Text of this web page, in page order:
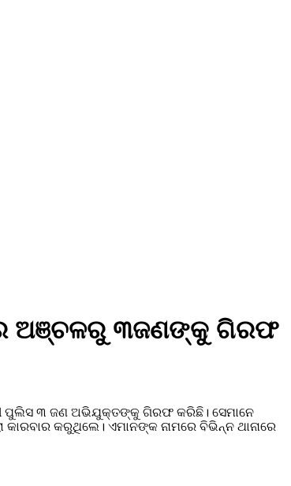
ଅଞ୍ଚଳରୁ ୩ଜଣଙ୍କୁ ଗିରଫ
ପୁଲିସ ୩ ଜଣ ଅଭିଯୁକ୍ତଙ୍କୁ ଗିରଫ କରିଛି। ସେମାନେ
କରୁଥିଲେ। ଏମାନଙ୍କ ନାମରେ ବିଭିନ୍ନ ଥାନାରେ